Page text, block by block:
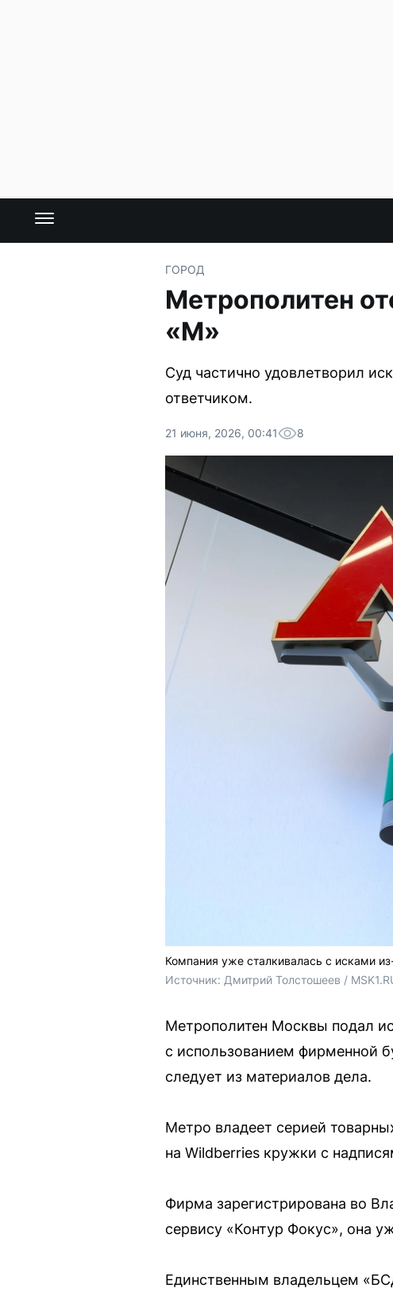
ГОРОД
Метрополитен
«М»
Суд частично удовлетворил
ответчиком.
21 июня, 2026, 00:41 8
Компания уже сталкивалась с исками
Источник: Дмитрий Толстошеев /
Метрополитен Москвы подал
с использованием фирменной
следует из материалов дела.
Метро владеет серией
на Wildberries кружки с
Фирма зарегистрирована во
сервису «Контур Фокус», она
Единственным владельцем